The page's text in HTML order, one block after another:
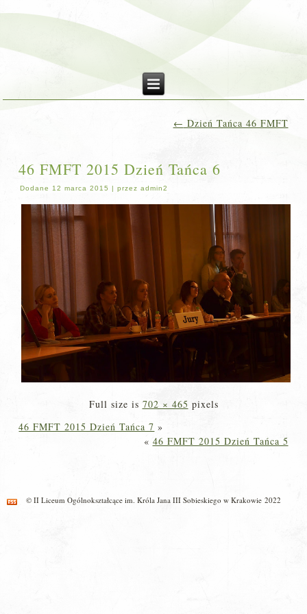
← Dzień Tańca 46 FMFT
46 FMFT 2015 Dzień Tańca 6
Dodane 12 marca 2015 |przez admin2
Full size is 702 × 465 pixels
46 FMFT 2015 Dzień Tańca 7 »
« 46 FMFT 2015 Dzień Tańca 5
© II Liceum Ogólnokształcące im. Króla Jana III Sobieskiego w Krakowie 2022